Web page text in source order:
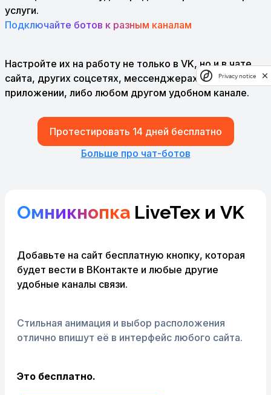
услуги.
Подключайте ботов к разным каналам
Настройте их на работу не только в VK, но и в чате
сайта, других соцсетях, мессенджерах, в мобильном
приложении, либо любом другом удобном канале.
Протестировать 14 дней бесплатно
Больше про чат-ботов
Омникнопка LiveTex и VK
Добавьте на сайт бесплатную кнопку, которая
будет вести в ВКонтакте и любые другие
удобные каналы связи.
Стильная анимация и выбор расположения
отлично впишут её в интерфейс любого сайта.
Это бесплатно.
Privacy notice